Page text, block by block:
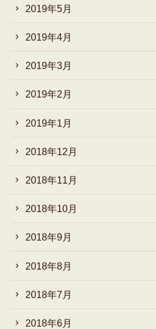
2019年5月
2019年4月
2019年3月
2019年2月
2019年1月
2018年12月
2018年11月
2018年10月
2018年9月
2018年8月
2018年7月
2018年6月